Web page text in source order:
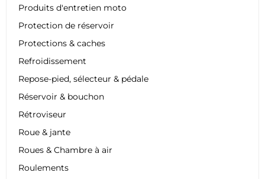
Produits d'entretien moto
Protection de réservoir
Protections & caches
Refroidissement
Repose-pied, sélecteur & pédale
Réservoir & bouchon
Rétroviseur
Roue & jante
Roues & Chambre à air
Roulements